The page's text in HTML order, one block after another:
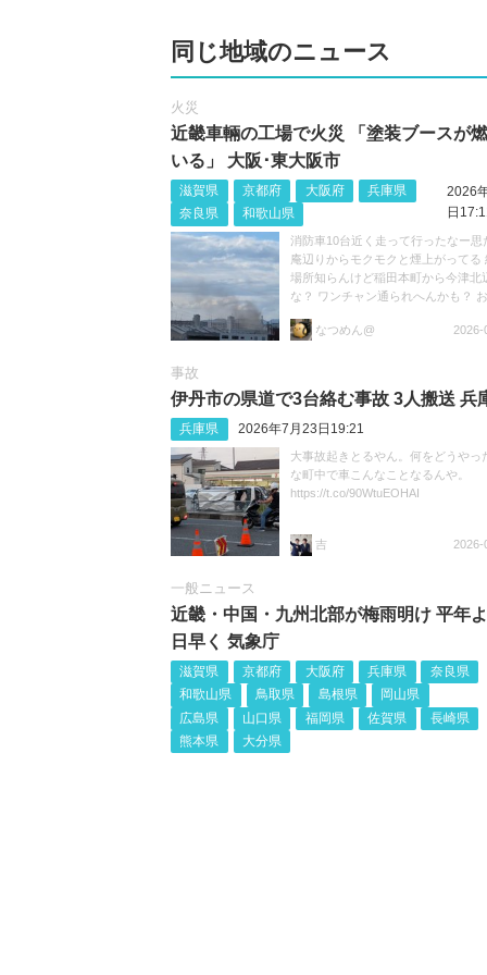
同じ地域のニュース
火災
近畿車輛の工場で火災 「塗装ブースが
いる」 大阪･東大阪市
滋賀県 京都府 大阪府
兵庫県
奈良県
和歌山県
2026
日
消防車10台近く走って行ったなー思
庵辺りからモクモクと煙上がってる
場所知らんけど稲田本町から今津北
な？ ワンチャン通られへんかも？
なつめん@
2026-
事故
伊丹市の県道で3台絡む事故 3人搬送 兵
兵庫県 2026年7月23日19:21
大事故起きとるやん。何をどうやっ
な町中で車こんなことなるんや。
https://t.co/90WtuEOHAI
吉 2026-
一般ニュース
近畿・中国・九州北部が梅雨明け 平年
日早く 気象庁
滋賀県 京都府 大阪府 兵庫県
奈良県
和歌山県
鳥取県 島根県
岡山県
広島県
山口県 福岡県 佐賀県
長崎県
熊本県
大分県